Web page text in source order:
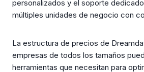
personalizados y el soporte
múltiples unidades de negocio con
La estructura de precios de
empresas de todos los tamaños
herramientas que necesitan para